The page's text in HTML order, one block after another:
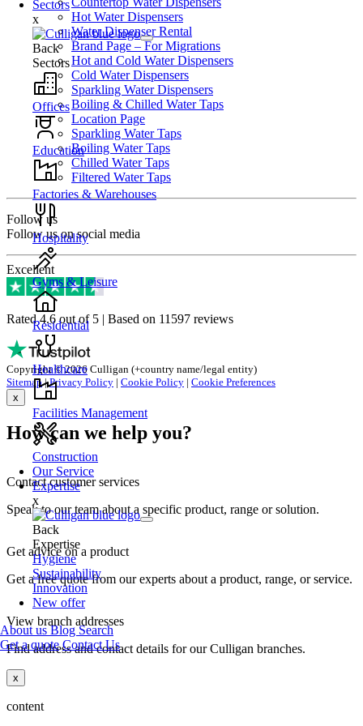
Sectors
x
Back
Sectors
Offices
Education
Factories & Warehouses
Hospitality
Gyms & Leisure
Residential
Healthcare
Facilities Management
Construction
Our Service
Expertise
x
Back
Expertise
Hygiene
Sustainability
Innovation
New offer
About usBlogSearch
Get a quote Contact Us
Hot Water Dispensers
Water Dispenser Rental
Brand Page – For Migrations
Hot and Cold Water Dispensers
Cold Water Dispensers
Sparkling Water Dispensers
Boiling & Chilled Water Taps
Location Page
Sparkling Water Taps
Boiling Water Taps
Chilled Water Taps
Filtered Water Taps
Follow us
Follow us on social media
Excellent
Rated 4.6 out of 5 | Based on 11597 reviews
Copyright © 2026 Culligan (+country name/legal entity)
Sitemap|Privacy Policy | Cookie Policy | Cookie Preferences
x
How can we help you?
Contact customer services
Speak to our team about a specific product, range or solution.
Get advice on a product
Get a free quote from our experts about a product, range, or service.
View branch addresses
Find address and contact details for our Culligan branches.
x
content